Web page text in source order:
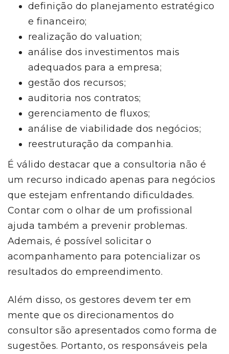
definição do planejamento estratégico
e financeiro;
realização do valuation;
análise dos investimentos mais
adequados para a empresa;
gestão dos recursos;
auditoria nos contratos;
gerenciamento de fluxos;
análise de viabilidade dos negócios;
reestruturação da companhia.
É válido destacar que a consultoria não é
um recurso indicado apenas para negócios
que estejam enfrentando dificuldades.
Contar com o olhar de um profissional
ajuda também a prevenir problemas.
Ademais, é possível solicitar o
acompanhamento para potencializar os
resultados do empreendimento.
Além disso, os gestores devem ter em
mente que os direcionamentos do
consultor são apresentados como forma de
sugestões. Portanto, os responsáveis pela